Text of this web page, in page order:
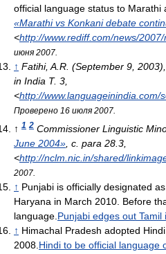
official language status to Marathi
«Marathi vs Konkani debate
<http://www.rediff.com/news/
июня 2007.
↑ Fatihi, A.R. (September 9,
in India Т. 3
<http://www.languageinindia.com/
Проверено 16 июля 2007.
↑ 1 2 Commissioner Linguistic
June 2004» , с. para 28.3
<http://nclm.nic.in/shared/
2007.
↑ Punjabi is officially designated
Haryana in March 2010. Before
language. Punjabi edges out Tamil
↑ Himachal Pradesh adopted
2008. Hindi to be official language